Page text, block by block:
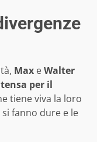
Max eWalter
per il
tiene viva la loro
fanno dure e le